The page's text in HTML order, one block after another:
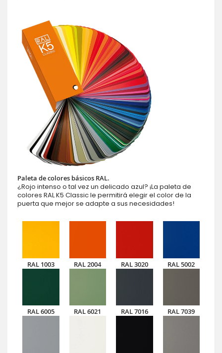
Paleta de colores básicos RAL.
¿Rojo intenso o tal vez un delicado azul? ¡La paleta de
colores RAL K5 Classic le permitirá elegir el color de la
puerta que mejor se adapte a sus necesidades!
RAL 1003 RAL 2004 RAL 3020 RAL 5002
RAL 6005 RAL 6021 RAL 7016 RAL 7039